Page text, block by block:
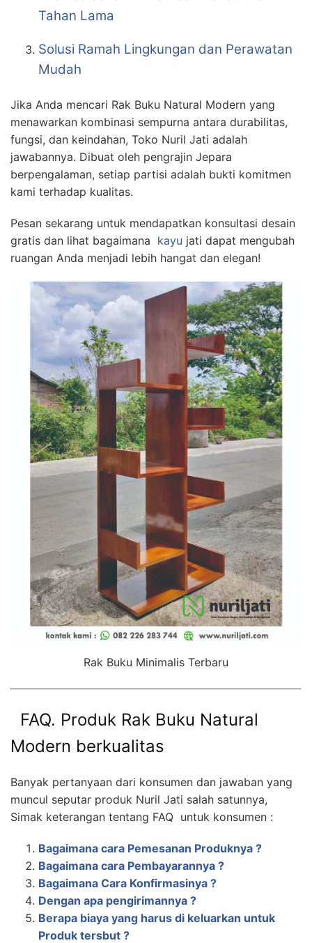
Tahan Lama
Solusi Ramah Lingkungan dan Perawatan
Mudah
Jika Anda mencari Rak Buku Natural Modern yang
menawarkan kombinasi sempurna antara durabilitas,
fungsi, dan keindahan, Toko Nuril Jati adalah
jawabannya. Dibuat oleh pengrajin Jepara
berpengalaman, setiap partisi adalah bukti komitmen
kami terhadap kualitas.
Pesan sekarang untuk mendapatkan konsultasi desain
gratis dan lihat bagaimana kayu jati dapat mengubah
ruangan Anda menjadi lebih hangat dan elegan!
Rak Buku Minimalis Terbaru
FAQ. Produk Rak Buku Natural
Modern berkualitas
Banyak pertanyaan dari konsumen dan jawaban yang
muncul seputar produk Nuril Jati salah satunnya,
Simak keterangan tentang FAQ untuk konsumen :
Bagaimana cara Pemesanan Produknya ?
Bagaimana cara Pembayarannya ?
Bagaimana Cara Konfirmasinya ?
Dengan apa pengirimannya ?
Berapa biaya yang harus di keluarkan untuk
Produk tersbut ?